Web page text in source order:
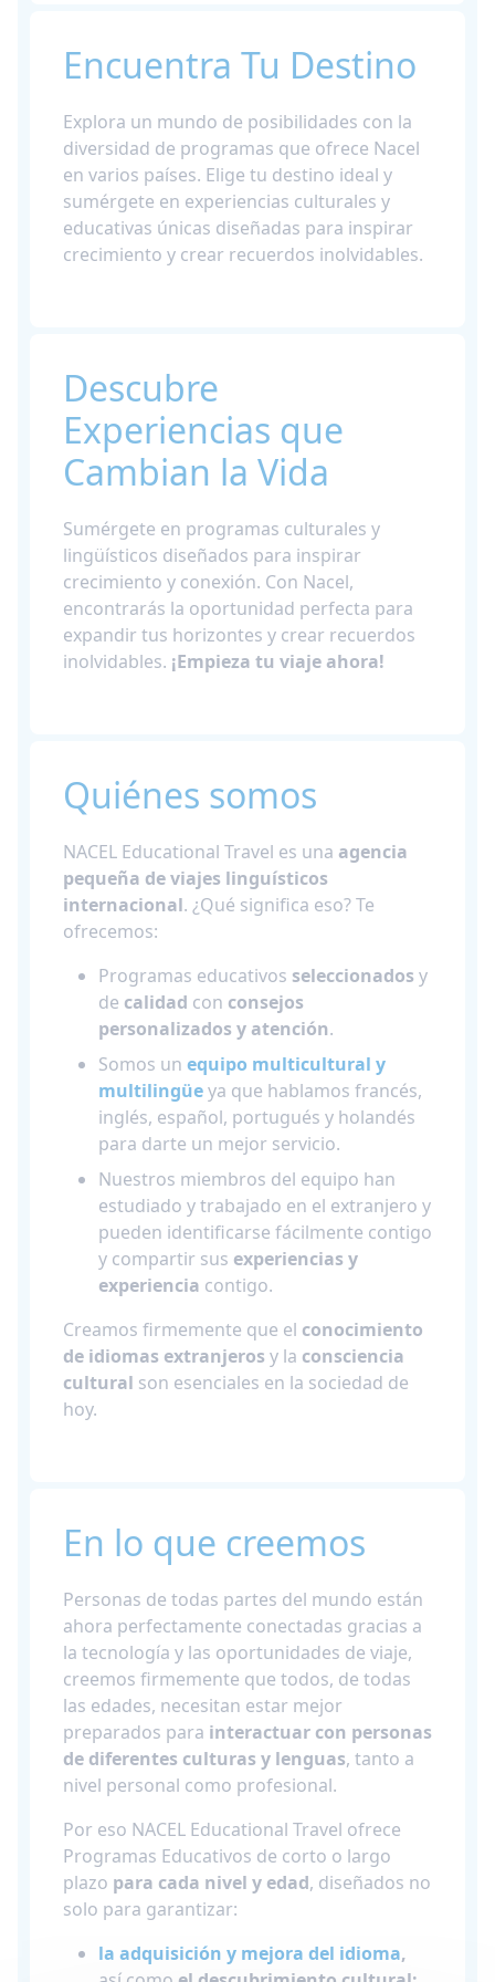
Encuentra Tu Destino
Explora un mundo de posibilidades con la
diversidad de programas que ofrece Nacel
en varios países. Elige tu destino ideal y
sumérgete en experiencias culturales y
educativas únicas diseñadas para inspirar
crecimiento y crear recuerdos inolvidables.
Descubre
Experiencias que
Cambian la Vida
Sumérgete en programas culturales y
lingüísticos diseñados para inspirar
crecimiento y conexión. Con Nacel,
encontrarás la oportunidad perfecta para
expandir tus horizontes y crear recuerdos
inolvidables. ¡Empieza tu viaje ahora!
Quiénes somos
NACEL Educational Travel es una agencia
pequeña de viajes linguísticos
internacional. ¿Qué significa eso? Te
ofrecemos:
Programas educativos seleccionados y
de calidad con consejos
personalizados y atención.
Somos un equipo multicultural y
multilingüeya que hablamos francés,
inglés, español, portugués y holandés
para darte un mejor servicio.
Nuestros miembros del equipo han
estudiado y trabajado en el extranjero y
pueden identificarse fácilmente contigo
y compartir sus experiencias y
experiencia contigo.
Creamos firmemente que el conocimiento
de idiomas extranjeros y la consciencia
cultural son esenciales en la sociedad de
hoy.
En lo que creemos
Personas de todas partes del mundo están
ahora perfectamente conectadas gracias a
la tecnología y las oportunidades de viaje,
creemos firmemente que todos, de todas
las edades, necesitan estar mejor
preparados para interactuar con personas
de diferentes culturas y lenguas, tanto a
nivel personal como profesional.
Por eso NACEL Educational Travel ofrece
Programas Educativos de corto o largo
plazo para cada nivel y edad, diseñados no
solo para garantizar:
la adquisición y mejora del idioma,